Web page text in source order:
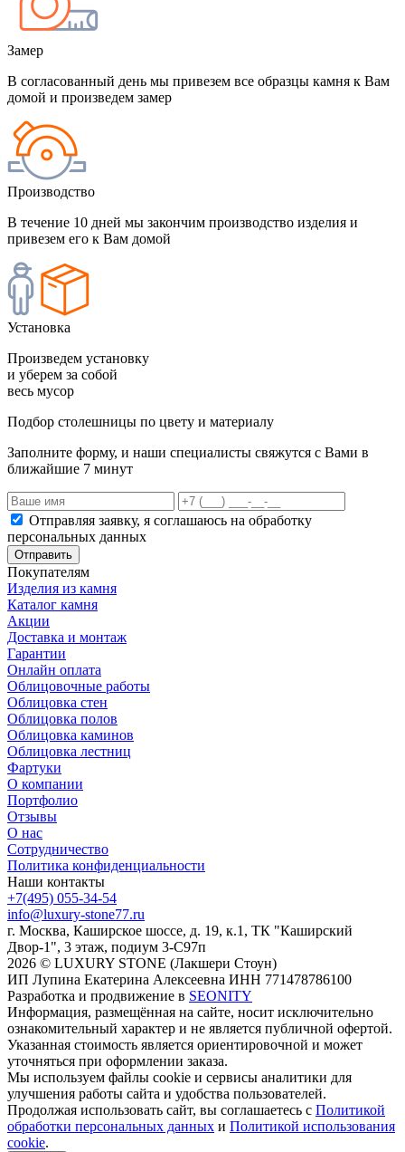
Замер
В согласованный день мы привезем все образцы камня к Вам
домой и произведем замер
Производство
В течение 10 дней мы закончим производство изделия и
привезем его к Вам домой
Установка
Произведем установку
и уберем за собой
весь мусор
Подбор столешницы по цвету и материалу
Заполните форму, и наши специалисты свяжутся с Вами в
ближайшие 7 минут
Отправляя заявку, я соглашаюсь на обработку
персональных данных
Отправить
Покупателям
Изделия из камня
Каталог камня
Акции
Доставка и монтаж
Гарантии
Онлайн оплата
Облицовочные работы
Облицовка стен
Облицовка полов
Облицовка каминов
Облицовка лестниц
Фартуки
О компании
Портфолио
Отзывы
О нас
Сотрудничество
Политика конфиденциальности
Наши контакты
+7(495) 055-34-54
info@luxury-stone77.ru
г. Москва, Каширское шоссе, д. 19, к.1, ТК "Каширский
Двор-1", 3 этаж, подиум 3-С97п
2026 © LUXURY STONE (Лакшери Стоун)
ИП Лупина Екатерина Алексеевна ИНН 771478786100
Разработка и продвижение в SEONITY
Информация, размещённая на сайте, носит исключительно
ознакомительный характер и не является публичной офертой.
Указанная стоимость является ориентировочной и может
уточняться при оформлении заказа.
Мы используем файлы cookie и сервисы аналитики для
улучшения работы сайта и удобства пользователей.
Продолжая использовать сайт, вы соглашаетесь с Политикой
обработки персональных данных и Политикой использования
cookie.